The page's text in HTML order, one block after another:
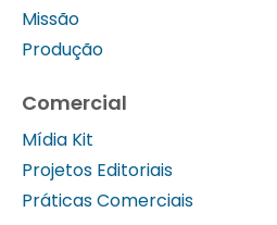
Missão
Produção
Comercial
Mídia Kit
Projetos Editoriais
Práticas Comerciais